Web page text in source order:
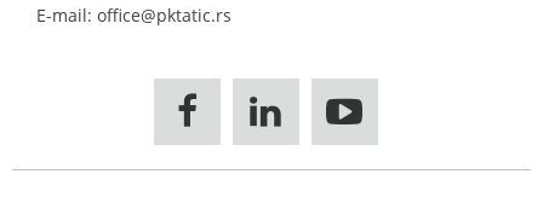
E-mail: office@pktatic.rs
  